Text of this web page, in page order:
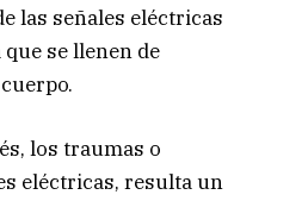
las señales eléctricas
se llenen de
los traumas o
eléctricas, resulta un